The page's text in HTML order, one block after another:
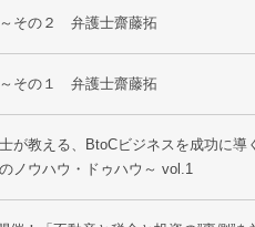
その２ 弁護士齋藤拓
その１ 弁護士齋藤拓
が教える、BtoCビジネスを成功に導
ノウハウ・ドゥハウ～ vol.1